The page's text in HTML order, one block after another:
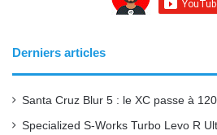
b
o
u
e
Derniers articles
Santa Cruz Blur 5 : le XC passe à
Specialized S-Works Turbo Levo R